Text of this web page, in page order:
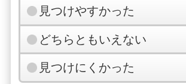
見つけやすかった
どちらともいえない
見つけにくかった